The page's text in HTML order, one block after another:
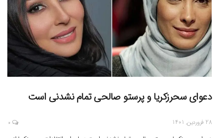
دعوای سحرزکریا و پرستو صالحی تمام نشدنی است
28 فروردین, 1401 0